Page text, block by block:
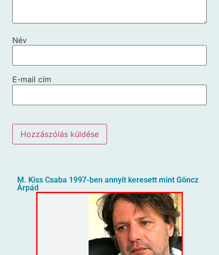
Név
E-mail cím
M. Kiss Csaba 1997-ben annyit keresett mint Göncz
Árpád